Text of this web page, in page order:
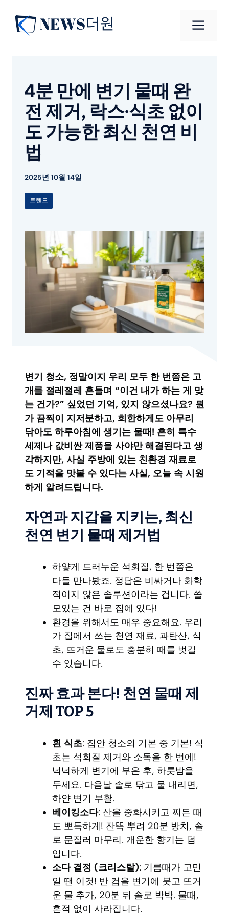
메
4분 만에 변기 물때 완
전 제거, 락스·식초 없이
도 가능한 최신 천연 비
법
2025년 10월 14일
트렌드
변기 청소, 정말이지 우리 모두 한 번쯤은 고
개를 절레절레 흔들며 “이건 내가 하는 게 맞
는 건가?” 싶었던 기억, 있지 않으셨나요? 뭔
가 끔찍이 지저분하고, 희한하게도 아무리
닦아도 하루아침에 생기는 물때! 흔히 특수
세제나 값비싼 제품을 사야만 해결된다고 생
각하지만, 사실 주방에 있는 친환경 재료로
도 기적을 맛볼 수 있다는 사실, 오늘 속 시원
하게 알려드립니다.
자연과 지갑을 지키는, 최신
천연 변기 물때 제거법
하얗게 드러누운 석회질, 한 번쯤은
다들 만나봤죠. 정답은 비싸거나 화학
적이지 않은 솔루션이라는 겁니다. 쓸
모있는 건 바로 집에 있다!
환경을 위해서도 매우 중요해요. 우리
가 집에서 쓰는 천연 재료, 과탄산, 식
초, 뜨거운 물로도 충분히 때를 벗길
수 있습니다.
진짜 효과 본다! 천연 물때 제
거제 TOP 5
흰 식초: 집안 청소의 기본 중 기본! 식
초는 석회질 제거와 소독을 한 번에!
넉넉하게 변기에 부은 후, 하룻밤을
두세요. 다음날 솔로 닦고 물 내리면,
하얀 변기 부활.
베이킹소다: 산을 중화시키고 찌든 때
도 뽀득하게! 잔뜩 뿌려 20분 방치, 솔
로 문질러 마무리. 개운한 향기는 덤
입니다.
소다 결정 (크리스탈): 기름때가 고민
일 땐 이것! 반 컵을 변기에 붓고 뜨거
운 물 추가, 20분 뒤 솔로 박박. 물때,
흔적 없이 사라집니다.